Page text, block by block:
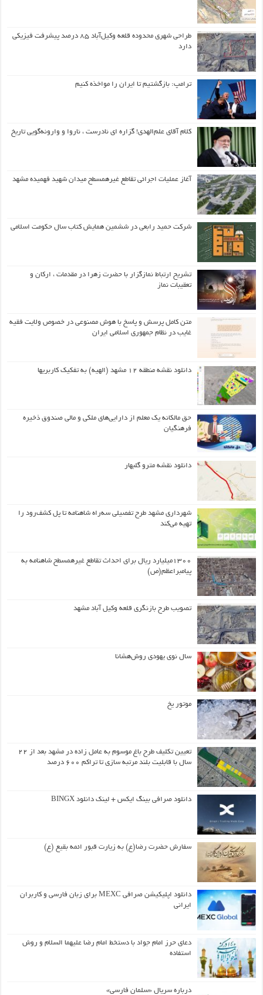
طراحی شهری محدوده قلعه وکیل‌آباد ۸۵ درصد پیشرفت فیزیکی
دارد
ترامپ: بازگشتیم تا ایران را مواخذه کنیم
کلام آقای علم‌الهدی! گزاره ای نادرست ، ناروا و وارونه‌گویی تاریخ
آغاز عملیات اجرائی تقاطع غیرهمسطح میدان شهید فهمیده مشهد
شرکت حمید رابعی در ششمین همایش کتاب سال حکومت اسلامی
تشریح ارتباط نمازگزار با حضرت زهرا در مقدمات ، ارکان و
تعقیبات نماز
متن کامل پرسش و پاسخ با هوش مصنوعی در خصوص ولایت فقیه
غایب در نظام جمهوری اسلامی ایران
دانلود نقشه منطقه ۱۲ مشهد (الهیه) به تفکیک کاربریها
حق مالکانه یک معلم از دارایی‌های ملکی و مالی صندوق ذخیره
فرهنگیان
دانلود نقشه مترو گلبهار
شهرداری مشهد طرح تفصیلی سه‌راه شاهنامه تا پل کشف‌رود را
تهیه می‌کند
۱۳۰۰میلیارد ریال برای احداث تقاطع غیرهمسطح شاهنامه به
پیامبراعظم(ص)
تصویب طرح بازنگری قلعه وکیل آباد مشهد
سال نوی یهودی روش‌هشانا
موتور یخ
تعیین تکلیف طرح باغ موسوم به عامل زاده در مشهد بعد از ۲۲
سال با قابلیت بلند مرتبه سازی تا تراکم ۶۰۰ درصد
دانلود صرافی بینگ ایکس + لینک دانلود BINGX
سفارش حضرت رضا(ع) به زیارت قبور ائمه بقیع (ع)
دانلود اپلیکیشن صرافی MEXC برای زبان فارسی و کاربران
ایرانی
دعای حرز امام جواد با دستخط امام رضا علیهما السلام و روش
استفاده
درباره سریال «سلمان فارسی»